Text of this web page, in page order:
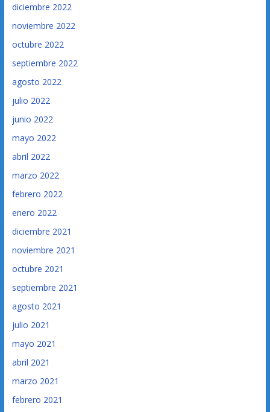
diciembre 2022
noviembre 2022
octubre 2022
septiembre 2022
agosto 2022
julio 2022
junio 2022
mayo 2022
abril 2022
marzo 2022
febrero 2022
enero 2022
diciembre 2021
noviembre 2021
octubre 2021
septiembre 2021
agosto 2021
julio 2021
mayo 2021
abril 2021
marzo 2021
febrero 2021